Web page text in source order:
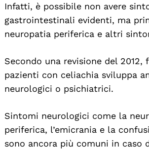
Infatti, è possibile non avere
gastrointestinali evidenti, ma
neuropatia periferica e altri
Secondo una revisione del 2012,
pazienti con celiachia sviluppa
neurologici o psichiatrici.
Sintomi neurologici come la
periferica, l’emicrania e la
sono ancora più comuni in caso
Search
For: